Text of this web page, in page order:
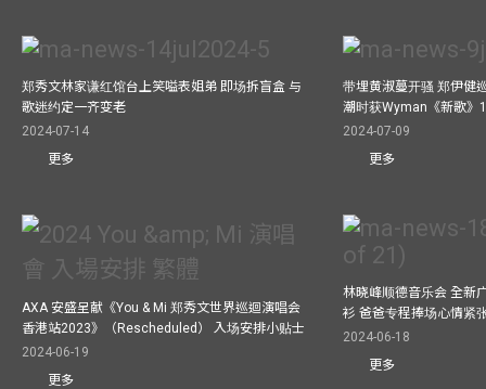
郑秀文林家谦红馆台上笑嗌表姐弟 即场拆盲盒 与
歌迷约定一齐变老
2024-07-14
更多
带埋黄淑蔓开骚 郑伊健
潮时获Wyman《新歌》
2024-07-09
更多
AXA 安盛呈献《You & Mi 郑秀文世界巡迴演唱会
香港站2023》（Rescheduled） 入场安排小贴士
2024-06-19
更多
林晓峰顺德音乐会 全新
衫 爸爸专程捧场心情紧
2024-06-18
更多